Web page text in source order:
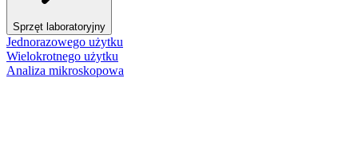
Sprzęt laboratoryjny
Jednorazowego użytku
Wielokrotnego użytku
Analiza mikroskopowa